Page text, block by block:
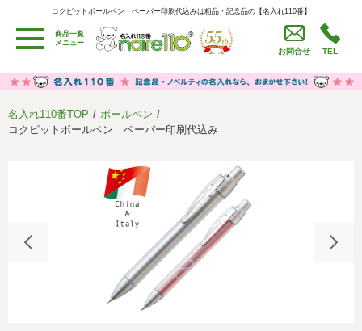
コクピットボールペン ペーパー印刷代込みは粗品・記念品の【名入れ110番】
コクピットボールペン ペーパー印刷代込みは粗品・記念品の【名入れ110番】
商品一覧
メニュー
お問合せ TEL
用途別カテゴリ
卒園・卒業記念品
労働組合・設立記念・周年記念
うちわ・扇子・ファン
イベント・パーティーグッズ
セール品グッズ
名入れについて
社会貢献活動 特定商取引法に基づく表記
著作権と推奨環境について
名入れ110番TOP
ボールペン
コクピットボールペン ペーパー印刷代込み